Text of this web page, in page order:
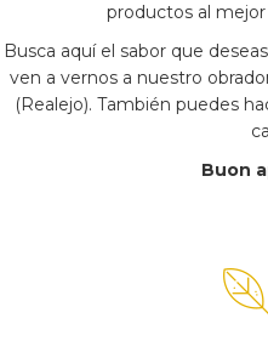
productos al
Busca aquí el sabor que
ven a vernos a nuestro
(Realejo). También puedes
Buon